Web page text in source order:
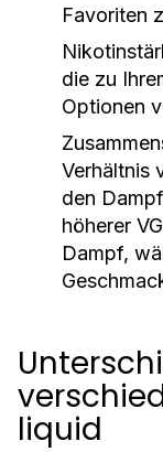
Favoriten
die zu
Optionen
Verhältnis
den
höherer
Dampf,
liquid